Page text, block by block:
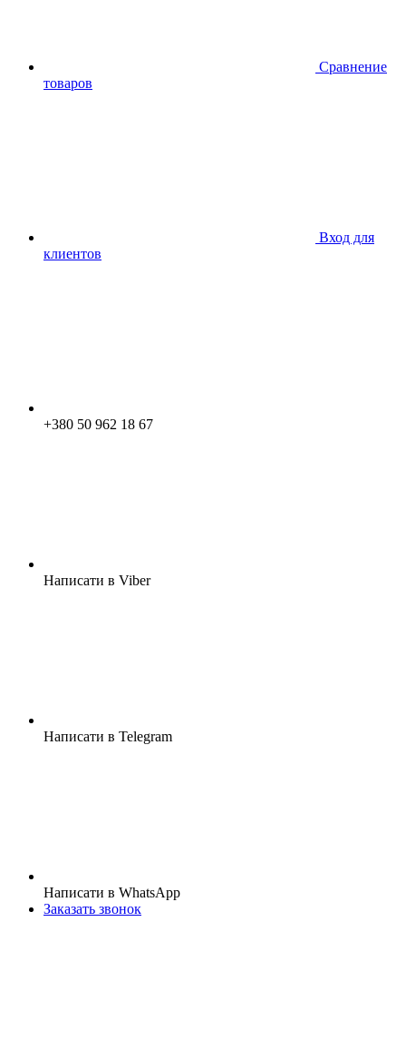
Сравнение
товаров
Вход для
клиентов
+380 50 962 18 67
Написати в Viber
Написати в Telegram
Написати в WhatsApp
Заказать звонок